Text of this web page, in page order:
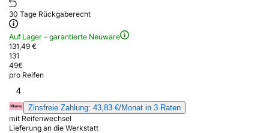
30 Tage Rückgaberecht
Auf Lager - garantierte Neuware
131,49 €
131
49€
pro Reifen
4
Zinsfreie Zahlung: 43,83 €/Monat in 3 Raten
mit Reifenwechsel
Lieferung an die Werkstatt